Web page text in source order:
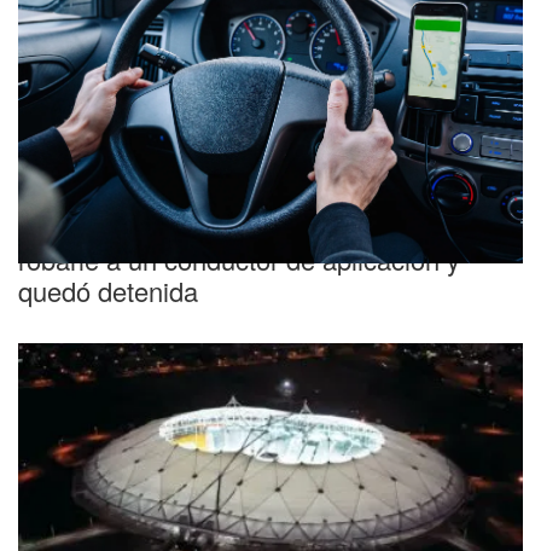
Inseguridad
Fingió ser una pasajera para intentar
robarle a un conductor de aplicación y
quedó detenida